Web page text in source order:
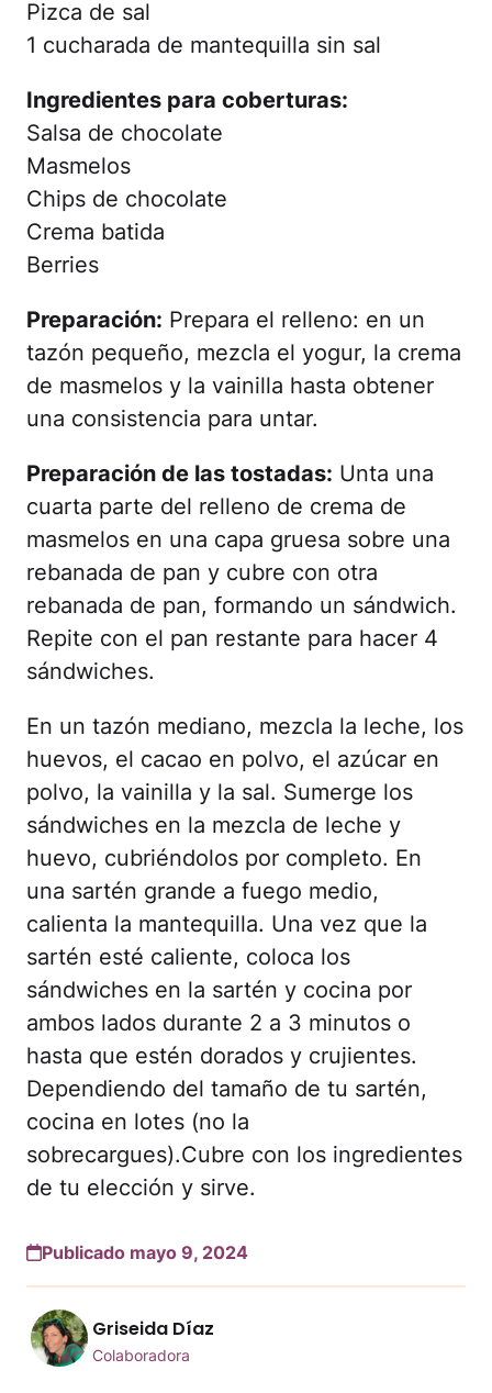
Pizca de sal
1 cucharada de mantequilla sin sal
Ingredientes para coberturas:
Salsa de chocolate
Masmelos
Chips de chocolate
Crema batida
Berries
Preparación: Prepara el relleno: en un
tazón pequeño, mezcla el yogur, la crema
de masmelos y la vainilla hasta obtener
una consistencia para untar.
Preparación de las tostadas: Unta una
cuarta parte del relleno de crema de
masmelos en una capa gruesa sobre una
rebanada de pan y cubre con otra
rebanada de pan, formando un sándwich.
Repite con el pan restante para hacer 4
sándwiches.
En un tazón mediano, mezcla la leche, los
huevos, el cacao en polvo, el azúcar en
polvo, la vainilla y la sal. Sumerge los
sándwiches en la mezcla de leche y
huevo, cubriéndolos por completo. En
una sartén grande a fuego medio,
calienta la mantequilla. Una vez que la
sartén esté caliente, coloca los
sándwiches en la sartén y cocina por
ambos lados durante 2 a 3 minutos o
hasta que estén dorados y crujientes.
Dependiendo del tamaño de tu sartén,
cocina en lotes (no la
sobrecargues).Cubre con los ingredientes
de tu elección y sirve.
Publicado mayo 9, 2024
Griseida Díaz
Colaboradora